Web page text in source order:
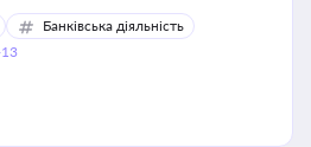
Банківська діяльність